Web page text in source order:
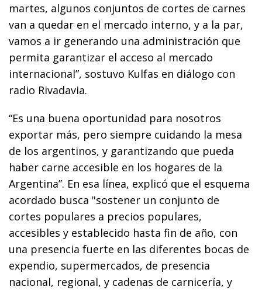
martes, algunos conjuntos de cortes de carnes
van a quedar en el mercado interno, y a la par,
vamos a ir generando una administración que
permita garantizar el acceso al mercado
internacional”, sostuvo Kulfas en diálogo con
radio Rivadavia.
“Es una buena oportunidad para nosotros
exportar más, pero siempre cuidando la mesa
de los argentinos, y garantizando que pueda
haber carne accesible en los hogares de la
Argentina”. En esa línea, explicó que el esquema
acordado busca "sostener un conjunto de
cortes populares a precios populares,
accesibles y establecido hasta fin de año, con
una presencia fuerte en las diferentes bocas de
expendio, supermercados, de presencia
nacional, regional, y cadenas de carnicería, y